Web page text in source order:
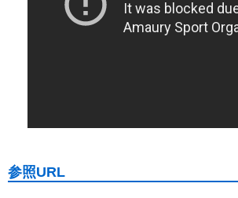
参照URL